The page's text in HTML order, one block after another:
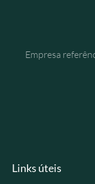
Empresa
Links úteis